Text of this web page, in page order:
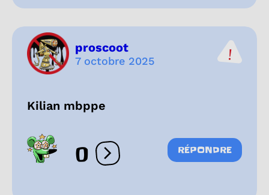
proscoot
7 octobre 2025
Kilian mbppe
0 Ouvrir les réactions
RÉPONDRE